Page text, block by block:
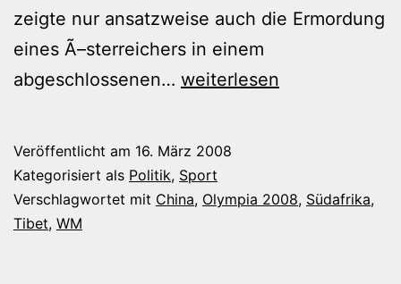
zeigte nur ansatzweise auch die Ermordung
eines Ã–sterreichers in einem
abgeschlossenen… China
Südafrika
und
weiterlesen
Veröffentlicht am 16. März 2008
Kategorisiert als Politik, Sport
Verschlagwortet mit China, Olympia 2008, Südafrika,
Tibet, WM